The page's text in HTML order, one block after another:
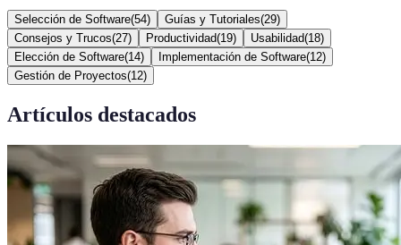
Selección de Software(54) Guías y Tutoriales(29)
Consejos y Trucos(27) Productividad(19) Usabilidad(18)
Elección de Software(14) Implementación de Software(12)
Gestión de Proyectos(12)
Artículos destacados